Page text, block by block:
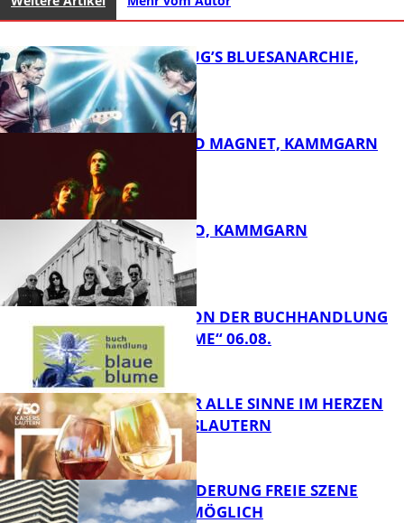
THOMAS BLUG’S BLUESANARCHIE,
KAMMGARN
FB Kultur
DIRTY SOUND MAGNET, KAMMGARN
ROSE TATTOO, KAMMGARN
FB Kultur
LESETIPPS VON DER BUCHHANDLUNG
„BLAUE BLUME“ 06.08.
GENÜSSE FÜR ALLE SINNE IM HERZEN
VON KAISERSLAUTERN
PROJEKTFÖRDERUNG FREIE SZENE
WEITERHIN MÖGLICH